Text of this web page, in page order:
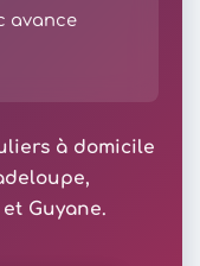
avance
à domicile
Guyane.